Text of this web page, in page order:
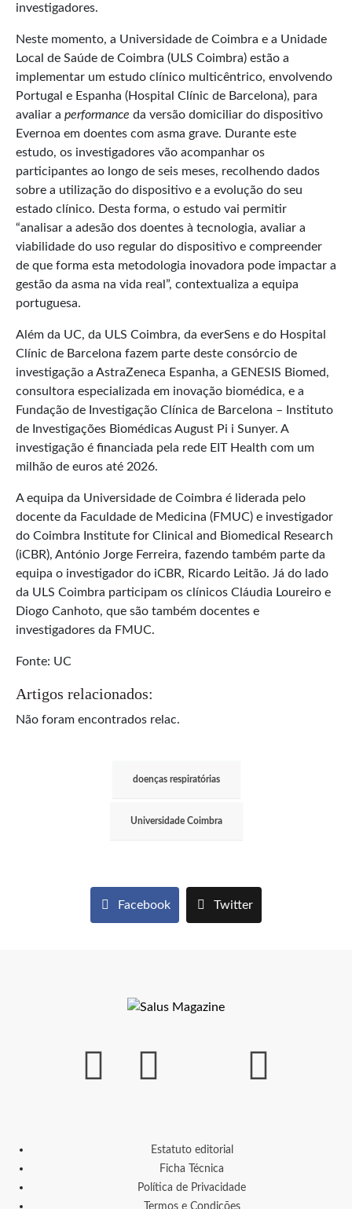
investigadores.
Neste momento, a Universidade de Coimbra e a Unidade
Local de Saúde de Coimbra (ULS Coimbra) estão a
implementar um estudo clínico multicêntrico, envolvendo
Portugal e Espanha (Hospital Clínic de Barcelona), para
avaliar a performance da versão domiciliar do dispositivo
Evernoa em doentes com asma grave. Durante este
estudo, os investigadores vão acompanhar os
participantes ao longo de seis meses, recolhendo dados
sobre a utilização do dispositivo e a evolução do seu
estado clínico. Desta forma, o estudo vai permitir
“analisar a adesão dos doentes à tecnologia, avaliar a
viabilidade do uso regular do dispositivo e compreender
de que forma esta metodologia inovadora pode impactar a
gestão da asma na vida real”, contextualiza a equipa
portuguesa.
Além da UC, da ULS Coimbra, da everSens e do Hospital
Clínic de Barcelona fazem parte deste consórcio de
investigação a AstraZeneca Espanha, a GENESIS Biomed,
consultora especializada em inovação biomédica, e a
Fundação de Investigação Clínica de Barcelona – Instituto
de Investigações Biomédicas August Pi i Sunyer. A
investigação é financiada pela rede EIT Health com um
milhão de euros até 2026.
A equipa da Universidade de Coimbra é liderada pelo
docente da Faculdade de Medicina (FMUC) e investigador
do Coimbra Institute for Clinical and Biomedical Research
(iCBR), António Jorge Ferreira, fazendo também parte da
equipa o investigador do iCBR, Ricardo Leitão. Já do lado
da ULS Coimbra participam os clínicos Cláudia Loureiro e
Diogo Canhoto, que são também docentes e
investigadores da FMUC.
Fonte: UC
Artigos relacionados:
Não foram encontrados relac.
doenças respiratórias
Universidade Coimbra
Facebook Twitter
Estatuto editorial
Ficha Técnica
Política de Privacidade
Termos e Condições